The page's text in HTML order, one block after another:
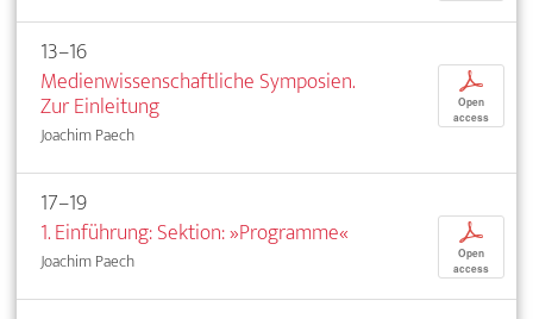
13–16
Medienwissenschaftliche Symposien.
Zur Einleitung
Joachim Paech
p
Open
access
17–19
1. Einführung: Sektion: »Programme«
Joachim Paech
p
Open
access